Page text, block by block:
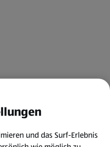
und das Surf-Erlebnis